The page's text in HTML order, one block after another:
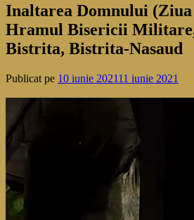
Inaltarea Domnului
Hramul Bisericii
Bistrita, Bistrita-Nasaud
Publicat pe 10 iunie 202111 iunie 2021